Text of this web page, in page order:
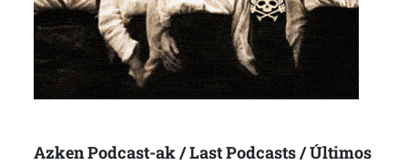
Azken Podcast-ak / Last Podcasts / Últimos